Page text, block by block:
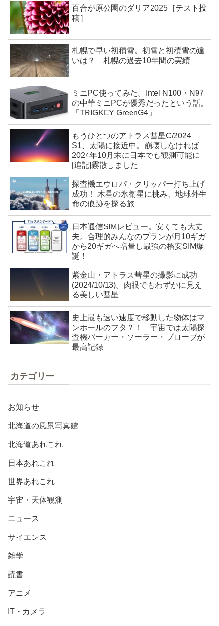
百合が原公園のダリア2025［テスト投
稿］
札幌で早い初積雪。初雪と初積雪の違
いは？ 札幌の過去10年間の実績
ミニPC使ってみた。Intel N100・N97
の中華ミニPCが優秀だったという話。
「TRIGKEY GreenG4」
もうひとつのアトラス彗星C/2024
S1、太陽に接近中。崩壊しなければ
2024年10月末に日本でも観測可能に
[追記]霧散しました
探査機エウロパ・クリッパー打ち上げ
成功！ 木星の氷衛星に挑み、地球外生
命の痕跡を探る旅
日本通信SIMレビュー。安くても大丈
夫。合理的みんなのプランが月10ギガ
から20ギガへ増量し最強の格安SIM爆
誕！
紫金山・アトラス彗星の撮影に成功
(2024/10/13)。肉眼でもわずかに見え
る美しい彗星
史上最も速い速度で移動した物体はマ
ンホールのフタ？！ 宇宙では太陽探
査機パーカー・ソーラー・プローブが
最高記録
カテゴリー
お知らせ
北海道の風景写真館
北海道あれこれ
日本あれこれ
世界あれこれ
宇宙・天体観測
ニュース
サイエンス
雑学
読書
アニメ
IT・カメラ